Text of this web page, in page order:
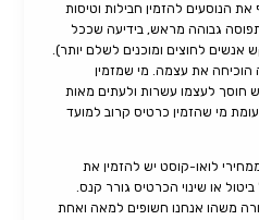
הנוסעים להזמין חבילות וטיסות
גבוהה מראש, בידיעה שככל
לחוצים ומוכנים לשלם יותר).
את עצמה. מי שמזמין
חוסך לעצמו עשרות ולעתים מאות
מי שהזמין כרטיס קרוב למועד
לואו-קוסט יש להזמין את
או שינוי הכרטיס גורר קנס.
משהו אנחנו חשופים למאה ואחת